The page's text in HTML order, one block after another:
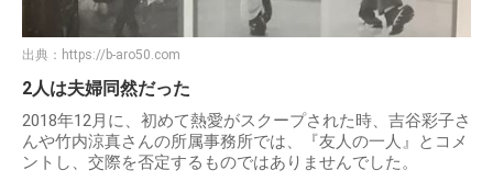
出典： https://b-aro50.com
2人は夫婦同然だった
2018年12月に、初めて熱愛がスクープされた時、吉谷彩子さ
んや竹内涼真さんの所属事務所では、『友人の一人』とコメ
ントし、交際を否定するものではありませんでした。